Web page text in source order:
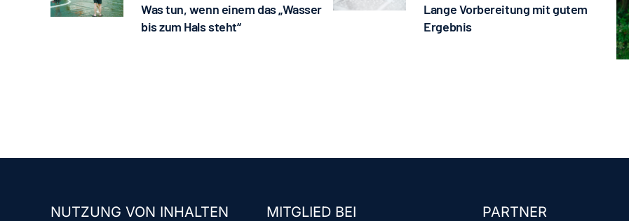
Was tun, wenn einem das „Wasser
bis zum Hals steht“
Lange Vorbereitung mit gutem
Ergebnis
NUTZUNG VON INHALTEN
MITGLIED BEI PARTNER